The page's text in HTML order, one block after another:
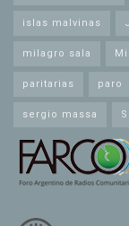
islas malvinas
milagro sala
paritarias paro
sergio massa